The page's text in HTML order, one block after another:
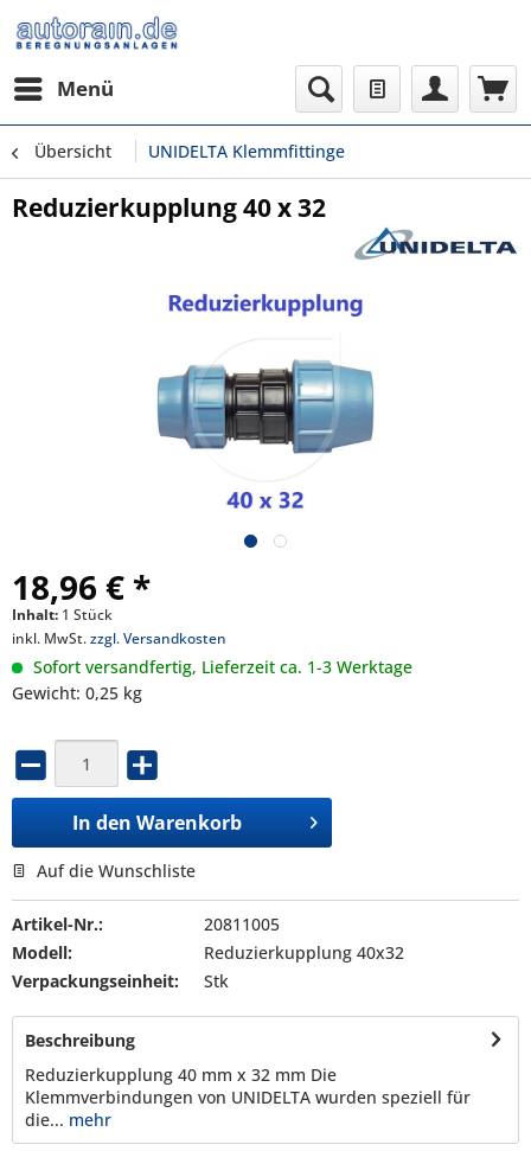
Menü
Übersicht UNIDELTA Klemmfittinge
Reduzierkupplung 40 x 32
18,96 € *
Inhalt: 1 Stück
inkl. MwSt.zzgl. Versandkosten
Sofort versandfertig, Lieferzeit ca. 1-3 Werktage
Gewicht: 0,25 kg
In den Warenkorb
Auf die Wunschliste
Artikel-Nr.:
20811005
Modell:
Reduzierkupplung 40x32
Verpackungseinheit:
Stk
Beschreibung
Reduzierkupplung 40 mm x 32 mm Die
Klemmverbindungen von UNIDELTA wurden speziell für
die... mehr